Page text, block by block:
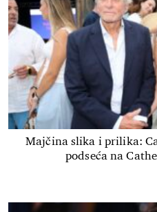
Majčina slika i prilika:
podseća na